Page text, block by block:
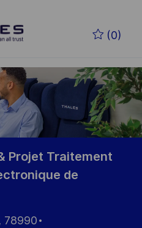
(0)
Projet Traitement
de
78990